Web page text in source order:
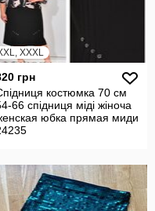
XXXL
грн
костюмка 70 см
66 спідниця міді жіноча
юбка прямая миди